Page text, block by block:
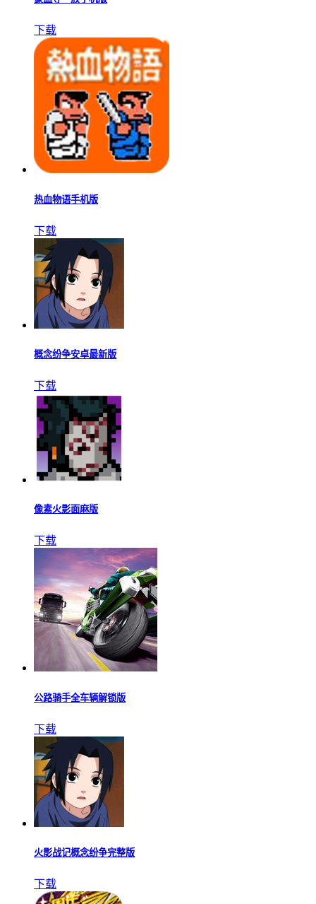
下载
热血物语手机版
下载
概念纷争安卓最新版
下载
像素火影面麻版
下载
公路骑手全车辆解锁版
下载
火影战记概念纷争完整版
下载